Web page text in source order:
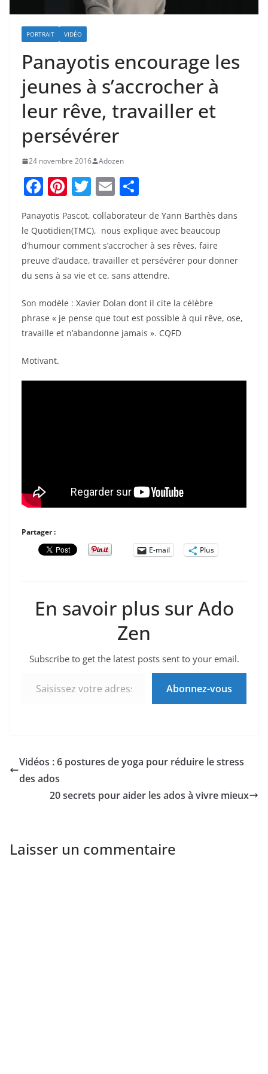
PORTRAIT VIDÉO
Panayotis encourage les
jeunes à s’accrocher à
leur rêve, travailler et
persévérer
24 novembre 2016 Adozen
F
c
e
b
o
o
k
Pi
er
e
st
T
w
itt
er
E
ai
l
ar
ta
g
er
Panayotis Pascot, collaborateur de Yann Barthès dans
le Quotidien(TMC), nous explique avec beaucoup
d’humour comment s’accrocher à ses rêves, faire
preuve d’audace, travailler et persévérer pour donner
du sens à sa vie et ce, sans attendre.
Son modèle : Xavier Dolan dont il cite la célèbre
phrase « je pense que tout est possible à qui rêve, ose,
travaille et n’abandonne jamais ». CQFD
Motivant.
Partager :
E-mail
Plus
En savoir plus sur Ado
Zen
Subscribe to get the latest posts sent to your email.
Abonnez-vous
Vidéos : 6 postures de yoga pour réduire le stress
des ados
20 secrets pour aider les ados à vivre mieux
Laisser un commentaire